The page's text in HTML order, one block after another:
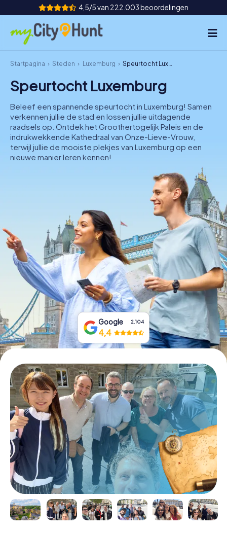
4,5/5 van 222.003 beoordelingen
Hoe het werkt
Steden
Tours
Teamevenement
Tickets
DE
IE
NL
Boek tickets
Koop cadeaubonnen
Startpagina Steden Luxemburg Speurtocht Luxemburg
Speurtocht Luxemburg
Beleef een spannende speurtocht in Luxemburg! Samen
verkennen jullie de stad en lossen jullie uitdagende
raadsels op. Ontdek het Groothertogelijk Paleis en de
indrukwekkende Kathedraal van Onze-Lieve-Vrouw,
terwijl jullie de mooiste plekjes van Luxemburg op een
nieuwe manier leren kennen!
Google 2.104
4,4